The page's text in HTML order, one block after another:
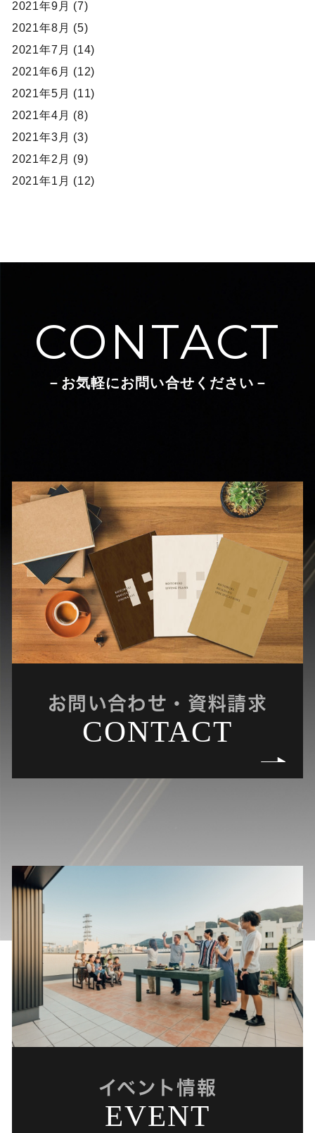
2021年9月 (7)
2021年8月 (5)
2021年7月 (14)
2021年6月 (12)
2021年5月 (11)
2021年4月 (8)
2021年3月 (3)
2021年2月 (9)
2021年1月 (12)
CONTACT
－お気軽にお問い合せください－
お問い合わせ・資料請求
CONTACT
イベント情報
EVENT